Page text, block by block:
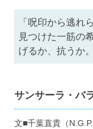
「呪印から逃れ
見つけた一筋の
げるか、抗うか
サンサーラ・バ
文■千葉直貴（